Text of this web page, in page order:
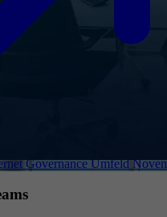
Governance Umfeld